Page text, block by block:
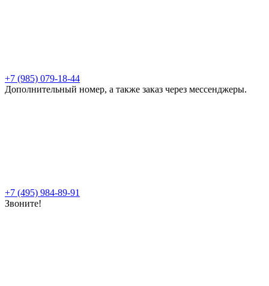
+7 (985) 079-18-44
Дополнительный номер, а также заказ через мессенджеры.
+7 (495) 984-89-91
Звоните!